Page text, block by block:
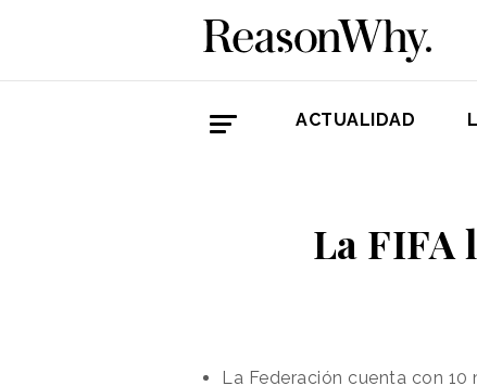
ACTUALIDAD
La FIFA
La Federación cuenta con